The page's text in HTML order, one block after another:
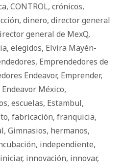
, CONTROL, crónicos,
, dinero, director general
general de MexQ,
, elegidos, Elvira Mayén-
, Emprendedores de
Endeavor, Emprender,
Endeavor México,
, escuelas, Estambul,
, fabricación, franquicia,
, Gimnasios, hermanos,
, independiente,
iniciar, innovación, innovar,